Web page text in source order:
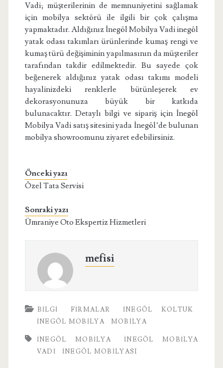
Vadi; müşterilerinin de memnuniyetini sağlamak
için mobilya sektörü ile ilgili bir çok çalışma
yapmaktadır. Aldığınız İnegöl Mobilya Vadi inegöl
yatak odası takımları ürünlerinde kumaş rengi ve
kumaş türü değişiminin yapılmasının da müşteriler
tarafından takdir edilmektedir. Bu sayede çok
beğenerek aldığınız yatak odası takımı modeli
hayalinizdeki renklerle bütünleşerek ev
dekorasyonunuza büyük bir katkıda
bulunacaktır. Detaylı bilgi ve sipariş için İnegöl
Mobilya Vadi satış sitesini yada İnegöl’de bulunan
mobilya showroomunu ziyaret edebilirsiniz.
Önceki yazı
Özel Tata Servisi
Sonraki yazı
Ümraniye Oto Ekspertiz Hizmetleri
mefisi
BILGI FIRMALAR
İNEGÖL KOLTUK
İNEGÖL MOBILYA
MOBILYA
INEGÖL MOBILYA
İNEGÖL MOBILYA
VADI
INEGÖL MOBILYASI